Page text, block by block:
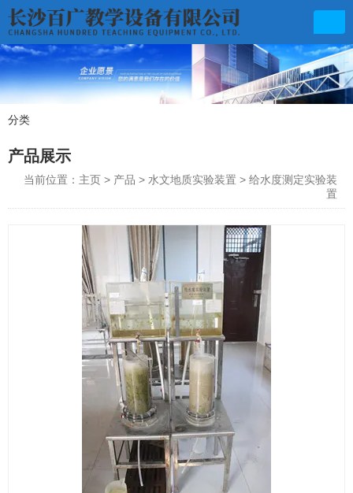
0731-85570439
baiguangfz@163.com
分类
产品展示
当前位置：主页 > 产品 > 水文地质实验装置 > 给水度测定实验装
置